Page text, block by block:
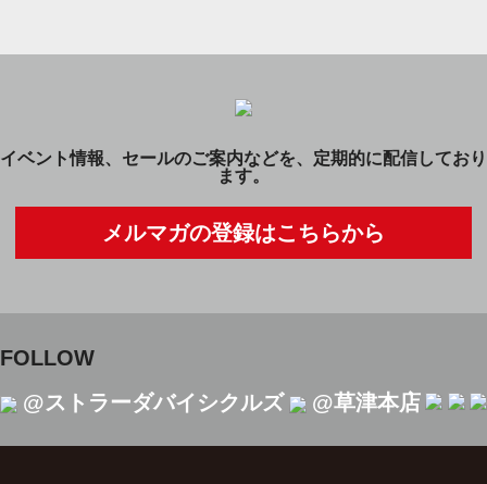
イベント情報、セールのご案内などを、定期的に配信しており
ます。
メルマガの登録はこちらから
FOLLOW
@ストラーダバイシクルズ
@草津本店